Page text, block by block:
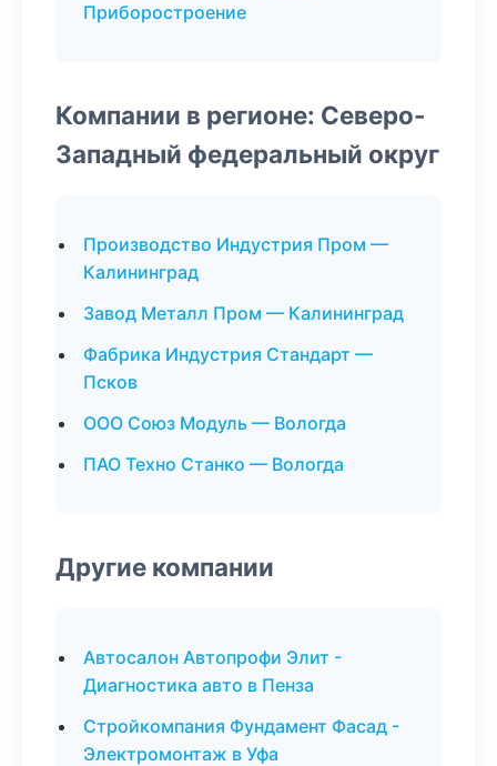
Приборостроение
Компании в регионе: Северо-
Западный федеральный округ
Производство Индустрия Пром —
Калининград
Завод Металл Пром — Калининград
Фабрика Индустрия Стандарт —
Псков
ООО Союз Модуль — Вологда
ПАО Техно Станко — Вологда
Другие компании
Автосалон Автопрофи Элит -
Диагностика авто в Пенза
Стройкомпания Фундамент Фасад -
Электромонтаж в Уфа